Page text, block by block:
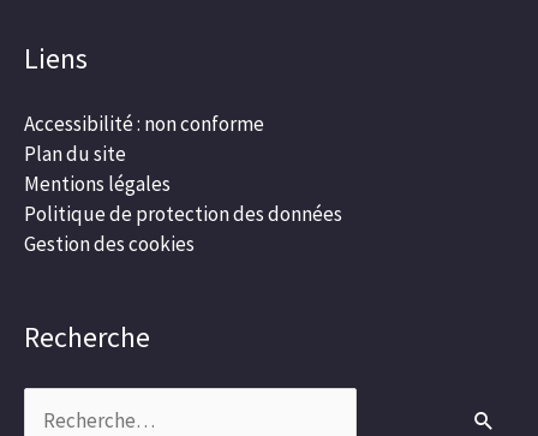
Liens
Accessibilité : non conforme
Plan du site
Mentions légales
Politique de protection des données
Gestion des cookies
Recherche